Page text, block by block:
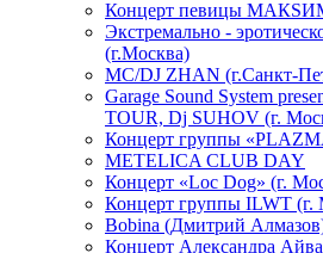
Концерт певицы
Экстремально -
(г.Москва)
МС/DJ ZHAN (г.Санкт-
Garage Sound System
TOUR, Dj SUHOV (г.
Концерт группы
METELICA CLUB DAY
Концерт «Loc Dog» (г.
Концерт группы ILWT (г.
Bobina (Дмитрий
Концерт Александра